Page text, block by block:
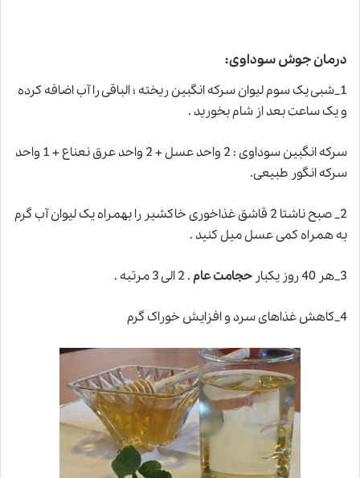
درمان جوش سوداوی:
1_شبی یک سوم لیوان سرکه انگبین ریخته ؛ الباقی را آب اضافه کرده
و یک ساعت بعد از شام بخورید .
سرکه انگبین سوداوی : 2 واحد عسل + 2 واحد عرق نعناع + 1 واحد
سرکه انگور طبیعی.
2_ صبح ناشتا 2 قاشق غذاخوری خاکشیر را بهمراه یک لیوان آب گرم
به همراه کمی عسل میل کنید .
3_هر 40 روز یکبار حجامت عام. 2 الی 3 مرتبه .
4_کاهش غذاهای سرد و افزایش خوراک گرم